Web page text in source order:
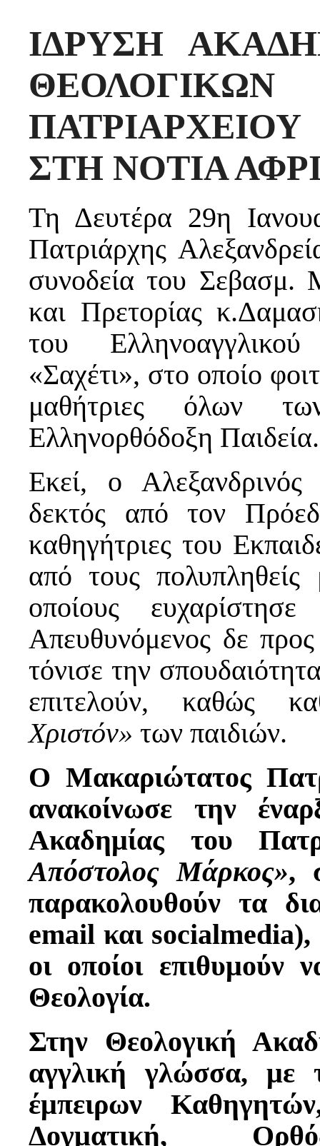
ΙΔΡΥΣΗ
ΣΤΗ ΝΟΤΙΑ
Τη Δευτέρα 29η
Πατριάρχης
συνοδεία του Σεβασμ.
και Πρετορίας
του Ελληνοαγγλικού
«Σαχέτι», στο οποίο
μαθήτριες όλων
Ελληνορθόδοξη Παιδεία.
Εκεί, ο
δεκτός από τον
καθηγήτριες του
από τους πολυπληθείς
οποίους
Απευθυνόμενος δε
τόνισε την
επιτελούν, καθώς
Χριστόν» των παιδιών.
Ο Μακαριώτατος
ανακοίνωσε την
Ακαδημίας του
Απόστολος Μάρκος»,
παρακολουθούν τα
email και socialmedia),
οι οποίοι επιθυμούν
Θεολογία.
Στην Θεολογική
αγγλική γλώσσα, με
έμπειρων
Δογματική,